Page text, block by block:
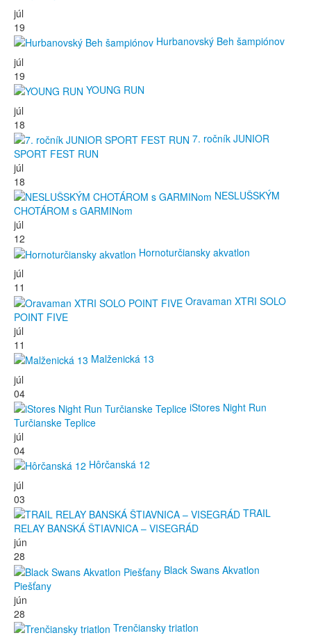
júl
19
Hurbanovský Beh šampiónov
júl
19
YOUNG RUN
júl
18
7. ročník JUNIOR
SPORT FEST RUN
júl
18
NESLUŠSKÝM
CHOTÁROM s GARMINom
júl
12
Hornoturčiansky akvatlon
júl
11
Oravaman XTRI SOLO
POINT FIVE
júl
11
Malženická 13
júl
04
iStores Night Run
Turčianske Teplice
júl
04
Hôrčanská 12
júl
03
TRAIL
RELAY BANSKÁ ŠTIAVNICA – VISEGRÁD
jún
28
Black Swans Akvatlon
Piešťany
jún
28
Trenčiansky triatlon